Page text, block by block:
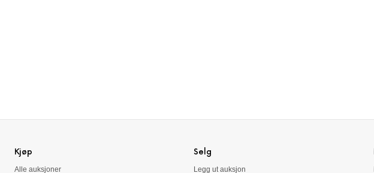
Kjøp
Alle auksjoner
Selg
Legg ut auksjon